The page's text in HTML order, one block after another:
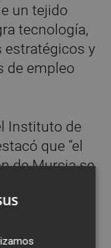
un tejido
tecnología,
estratégicos y
de empleo
Instituto de
que “el
de Murcia se
el talento y